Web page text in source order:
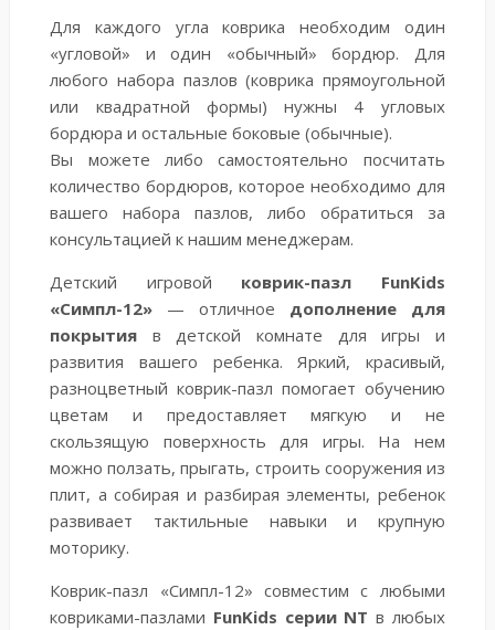
Для каждого угла коврика необходим один
«угловой» и один «обычный» бордюр. Для
любого набора пазлов (коврика прямоугольной
или квадратной формы) нужны 4 угловых
бордюра и остальные боковые (обычные).
Вы можете либо самостоятельно посчитать
количество бордюров, которое необходимо для
вашего набора пазлов, либо обратиться за
консультацией к нашим менеджерам.
Детский игровой коврик-пазл FunKids
«Симпл-12» — отличное дополнение для
покрытия в детской комнате для игры и
развития вашего ребенка. Яркий, красивый,
разноцветный коврик-пазл помогает обучению
цветам и предоставляет мягкую и не
скользящую поверхность для игры. На нем
можно ползать, прыгать, строить сооружения из
плит, а собирая и разбирая элементы, ребенок
развивает тактильные навыки и крупную
моторику.
Коврик-пазл «Симпл-12» совместим с любыми
ковриками-пазлами FunKids серии NT в любых